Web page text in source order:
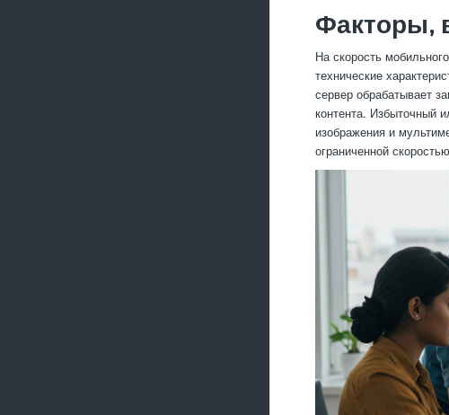
Факторы,
На скорость
технические
сервер обрабатывает
контента. Избыточный
изображения и
ограниченной